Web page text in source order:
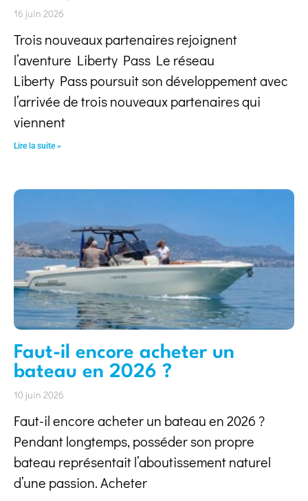
16 juin 2026
Trois nouveaux partenaires rejoignent
l’aventure Liberty Pass Le réseau
Liberty Pass poursuit son développement avec
l’arrivée de trois nouveaux partenaires qui
viennent
Lire la suite »
Faut-il encore acheter un
bateau en 2026 ?
10 juin 2026
Faut-il encore acheter un bateau en 2026 ?
Pendant longtemps, posséder son propre
bateau représentait l’aboutissement naturel
d’une passion. Acheter